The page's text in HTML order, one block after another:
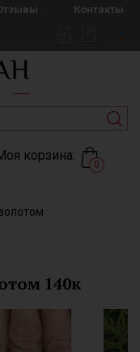
Контакты
корзина:
0
140к